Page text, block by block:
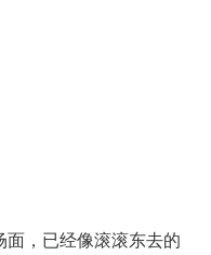
，已经像滚滚东去的